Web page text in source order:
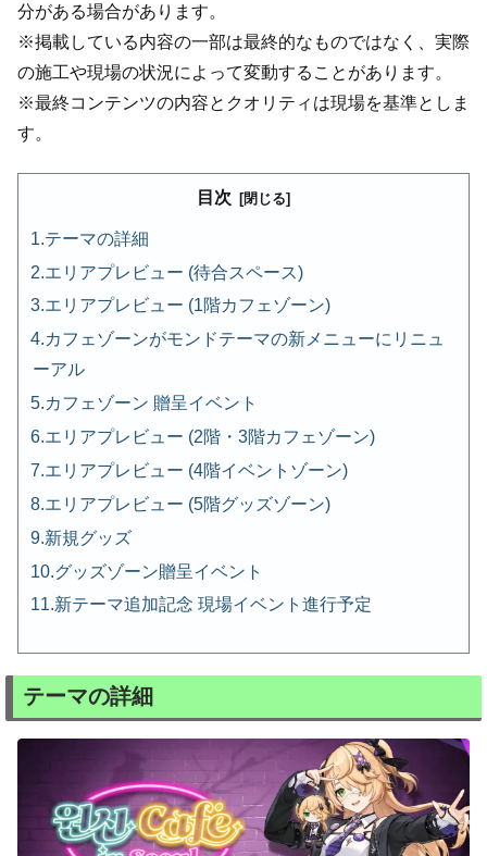
分がある場合があります。
※掲載している内容の一部は最終的なものではなく、実際
の施工や現場の状況によって変動することがあります。
※最終コンテンツの内容とクオリティは現場を基準としま
す。
目次
テーマの詳細
エリアプレビュー (待合スペース)
エリアプレビュー (1階カフェゾーン)
カフェゾーンがモンドテーマの新メニューにリニュ
ーアル
カフェゾーン 贈呈イベント
エリアプレビュー (2階・3階カフェゾーン)
エリアプレビュー (4階イベントゾーン)
エリアプレビュー (5階グッズゾーン)
新規グッズ
グッズゾーン贈呈イベント
新テーマ追加記念 現場イベント進行予定
テーマの詳細